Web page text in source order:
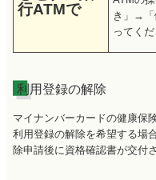
行ATMで
き」→「
ってくだ
利用登録の解除
マイナンバーカードの健康保
利用登録の解除を希望する場
除申請後に資格確認書が交付